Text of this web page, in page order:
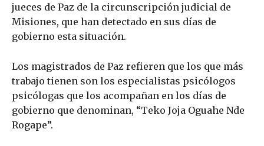
jueces de Paz de la circunscripción judicial de
Misiones, que han detectado en sus días de
gobierno esta situación.
Los magistrados de Paz refieren que los que más
trabajo tienen son los especialistas psicólogos
psicólogas que los acompañan en los días de
gobierno que denominan, “Teko Joja Oguahe Nde
Rogape”.